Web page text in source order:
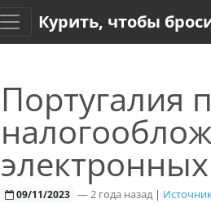
Курить, чтобы
Португалия
09/11/2023 —2 года назад |